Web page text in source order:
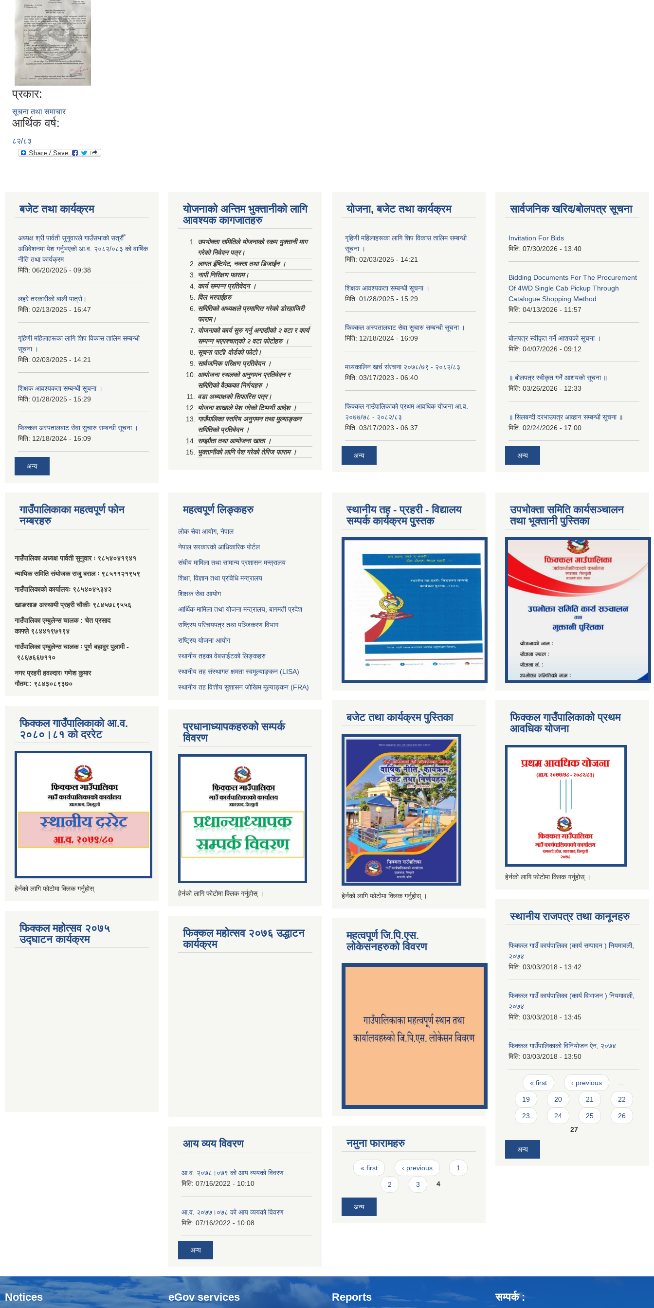
प्रकार:
सूचना तथा समाचार
आर्थिक वर्ष:
८२/८३
बजेट तथा कार्यक्रम
अध्यक्ष श्री पार्वती सुनुवारले गाउँसभाको सत्रौँ
अधिवेशनमा पेश गर्नुभएको आ.व. २०८२/०८३ को वार्षिक
नीति तथा कार्यक्रम
मिति: 06/20/2025 - 09:38
लहरे तरकारीको बाली पात्रो।
मिति: 02/13/2025 - 16:47
गृहिणी महिलाहरूका लागि शिप विकास तालिम सम्बन्धी
सूचना ‌।
मिति: 02/03/2025 - 14:21
शिक्षक आवश्यकता सम्बन्धी सूचना ।
मिति: 01/28/2025 - 15:29
फिक्कल अस्पतालबाट सेवा सुचारु सम्बन्धी सूचना ।
मिति: 12/18/2024 - 16:09
अन्य
योजनाको अन्तिम भुक्तानीको लागि
आवश्यक कागजातहरु
उपभोक्ता समितिले योजनाको रकम भुक्तानी माग
गरेको निवेदन पत्र।
लागत ईष्टिमेट, नक्सा तथा डिजाईन ।
नापी निरिक्षण फाराम।
कार्य सम्पन्न प्रतिवेदन ।
विल भरपाईहरु
समितिको अध्यक्षले प्रमाणित गरेको डोरहाजिरी
फाराम।
योजनाको कार्य सुरु गर्नु अगाडीको २ वटा र कार्य
सम्पन्न भएपश्चात्‌को २ वटा फोटोहरु ।
सूचना पाटी/ वोर्डको फोटो।
सार्वजनिक परिक्षण प्रतिवेदन ।
आयोजना स्थलको अनुगमन प्रतिवेदन र
समितिको वैठकका निर्णयहरु ।
वडा अध्याक्षको सिफारिस पत्र।
योजना शाखाले पेश गरेको टिप्पणी आदेश ।
गाउँपालिका स्तरिय अनुगमन तथा मुल्याङ्कन
समितिको प्रतिवेदन ।
सम्झौता तथा आयोजना खाता ।
भुक्तानीको लागि पेश गरेको तेरिज फाराम ।
योजना, बजेट तथा कार्यक्रम
गृहिणी महिलाहरूका लागि शिप विकास तालिम सम्बन्धी
सूचना ‌।
मिति: 02/03/2025 - 14:21
शिक्षक आवश्यकता सम्बन्धी सूचना ।
मिति: 01/28/2025 - 15:29
फिक्कल अस्पतालबाट सेवा सुचारु सम्बन्धी सूचना ।
मिति: 12/18/2024 - 16:09
मध्यकालिन खर्च संरचना २०७८/७९ - २०८२/८३
मिति: 03/17/2023 - 06:40
फिक्कल गाउँपालिकाको प्रथम आवधिक योजना आ.व.
२०७७/७८ - २०८२/८३
मिति: 03/17/2023 - 06:37
अन्य
सार्वजनिक खरिद/बोलपत्र सूचना
Invitation For Bids
मिति: 07/30/2026 - 13:40
Bidding Documents For The Procurement
Of 4WD Single Cab Pickup Through
Catalogue Shopping Method
मिति: 04/13/2026 - 11:57
बोलपत्र स्वीकृत गर्ने आशयको सूचना ।
मिति: 04/07/2026 - 09:12
॥ बोलपत्र स्वीकृत गर्ने आशयको सूचना ॥
मिति: 03/26/2026 - 12:33
॥ सिलबन्दी दरभाउपत्र आव्हान सम्बन्धी सूचना ॥
मिति: 02/24/2026 - 17:00
अन्य
गाउँपालिकाका महत्वपूर्ण फोन
नम्बरहरु
गाउँपालिका अध्यक्ष पार्वती सुनुवार ः ९८५४०४१९४१
न्यायिक समिति संयोजक राजु बराल ः ९८५११२१९५९
गाउँपालिकाको कार्यालयः ९८५४०४५३४२
खाङसाङ अस्थायी प्रहरी चौकीः ९८४५७८९५५६
गाउँपालिका एम्बुलेन्स चालक : चेत प्रसाद
काफ्ले ९८४४१९७१९४
गाउँपालिका एम्बुलेन्स चालक ः पूर्ण बहादुर पुलामी -
९८६७६६७११०
नगर प्रहरी हवल्दारः गणेश कुमार
गौतम:: ९८४३०८९३७०
फिक्कल गाउँपालिकाको आ.व.
२०८०।८१ को दररेट
हेर्नको लागि फोटोमा क्लिक गर्नुहोस्
फिक्कल महोत्सव २०७५
उद्घाटन कार्यक्रम
महत्वपूर्ण लिङ्कहरु
लोक सेवा आयोग, नेपाल
नेपाल सरकारको आधिकारिक पोर्टल
संघीय मामिला तथा सामान्य प्रशासन मन्त्रालय
शिक्षा, विज्ञान तथा प्रविधि मन्त्रालय
शिक्षक सेवा आयोग
आर्थिक मामिला तथा योजना मन्त्रालय, बागमती प्रदेश
राष्ट्रिय परिचयपत्र तथा पञ्जिकरण विभाग
राष्ट्रिय योजना आयोग
स्थानीय तहका वेबसाईटको लिङ्कहरु
स्थानीय तह संस्थागत क्षमता स्वमूल्याङ्कन (LISA)
स्थानीय तह वित्तीय सुशासन जोखिम मूल्याङ्कन (FRA)
प्रधानाध्यापकहरुको सम्पर्क
विवरण
हेर्नको लागि फोटोमा क्लिक गर्नुहोस् ।
फिक्कल महोत्सव २०७६ उद्धाटन
कार्यक्रम
आय व्यय विवरण
आ.व. २०७८।०७९ को आय व्ययको विवरण
मिति: 07/16/2022 - 10:10
आ.व. २०७७।०७८ को आय व्ययको विवरण
मिति: 07/16/2022 - 10:08
अन्य
स्थानीय तह - प्रहरी - विद्यालय
सम्पर्क कार्यक्रम पुुस्तक
बजेट तथा कार्यक्रम पुस्तिका
हेर्नको लागि फोटोमा क्लिक गर्नुहोस् ।
महत्वपूर्ण जि.पि.एस.
लोकेसनहरुको विवरण
नमुना फारामहरु
Pages
« first ‹ previous 1
2 3 4
अन्य
उपभोक्ता समिति कार्यसञ्चालन
तथा भूक्तानी पु्स्तिका
फिक्कल गाउँपालिकाको प्रथम
आवधिक योजना
हेर्नको लागि फोटोमा क्लिक गर्नुहोस् ।
स्थानीय राजपत्र तथा कानूनहरु
फिक्कल गाउँ कार्यपालिका (कार्य सम्पादन ) नियमावली,
२०७४
मिति: 03/03/2018 - 13:42
फिक्कल गाउँ कार्यपालिका (कार्य विभाजन ) नियमावली,
२०७४
मिति: 03/03/2018 - 13:45
फिक्कल गाउँपालिकाको विनियोजन ऐन, २०७४
मिति: 03/03/2018 - 13:50
Pages
« first ‹ previous
19 20 21 22
23 24 25
26
27
अन्य
Notices eGov services Reports सम्पर्क :